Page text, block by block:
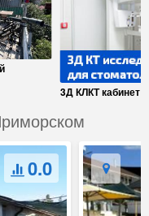
3Д КЛКТ кабинет
0.0